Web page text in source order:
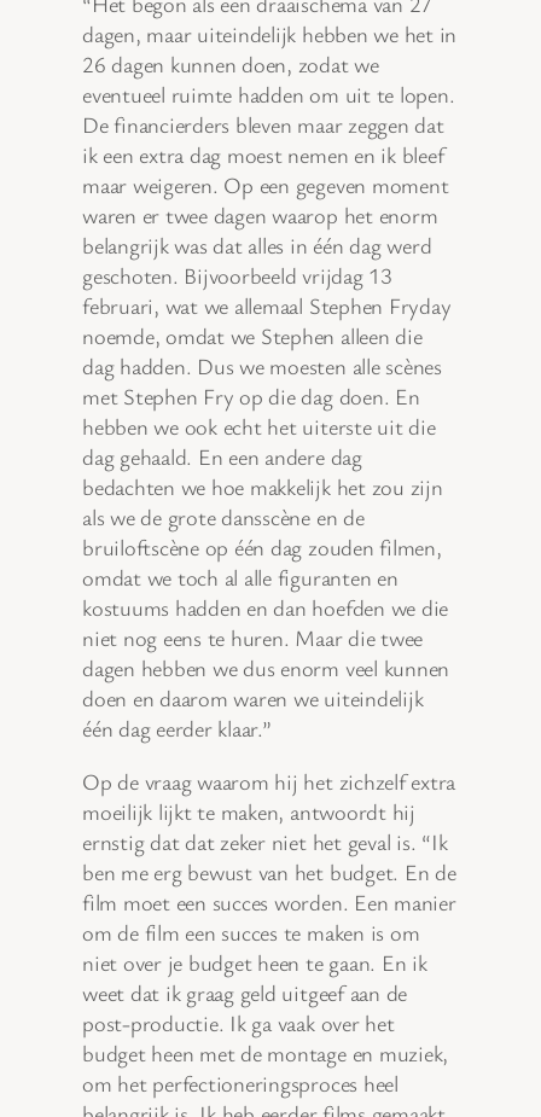
dagen, maar uiteindelijk hebben we het in
26 dagen kunnen doen, zodat we
eventueel ruimte hadden om uit te lopen.
De financierders bleven maar zeggen dat
ik een extra dag moest nemen en ik bleef
maar weigeren. Op een gegeven moment
waren er twee dagen waarop het enorm
belangrijk was dat alles in één dag werd
geschoten. Bijvoorbeeld vrijdag 13
februari, wat we allemaal Stephen Fryday
noemde, omdat we Stephen alleen die
dag hadden. Dus we moesten alle scènes
met Stephen Fry op die dag doen. En
hebben we ook echt het uiterste uit die
dag gehaald. En een andere dag
bedachten we hoe makkelijk het zou zijn
als we de grote dansscène en de
bruiloftscène op één dag zouden filmen,
omdat we toch al alle figuranten en
kostuums hadden en dan hoefden we die
niet nog eens te huren. Maar die twee
dagen hebben we dus enorm veel kunnen
doen en daarom waren we uiteindelijk
één dag eerder klaar.”
Op de vraag waarom hij het zichzelf extra
moeilijk lijkt te maken, antwoordt hij
ernstig dat dat zeker niet het geval is. “Ik
ben me erg bewust van het budget. En de
film moet een succes worden. Een manier
om de film een succes te maken is om
niet over je budget heen te gaan. En ik
weet dat ik graag geld uitgeef aan de
post-productie. Ik ga vaak over het
budget heen met de montage en muziek,
om het perfectioneringsproces heel